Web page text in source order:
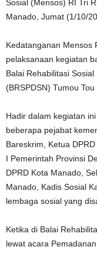
Sosial (Mensos) RI Tri
Manado, Jumat (1/10/
Kedatanganan Mensos
pelaksanaan kegiatan
Balai Rehabilitasi
(BRSPDSN) Tumou Tou
Hadir dalam kegiatan
beberapa pejabat
Bareskrim, Ketua
I Pemerintah Provinsi
DPRD Kota Manado,
Manado, Kadis Sosial
lembaga sosial yang
Ketika di Balai
lewat acara